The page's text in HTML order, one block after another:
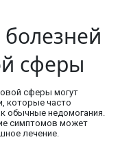
сферы
сферы могут
которые часто
обычные недомогания.
симптомов может
лечение.